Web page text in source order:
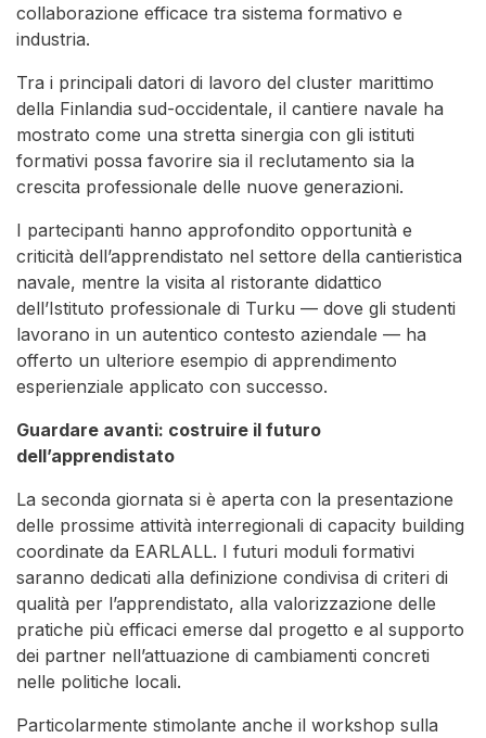
collaborazione efficace tra sistema formativo e
industria.
Tra i principali datori di lavoro del cluster marittimo
della Finlandia sud-occidentale, il cantiere navale ha
mostrato come una stretta sinergia con gli istituti
formativi possa favorire sia il reclutamento sia la
crescita professionale delle nuove generazioni.
I partecipanti hanno approfondito opportunità e
criticità dell’apprendistato nel settore della cantieristica
navale, mentre la visita al ristorante didattico
dell’Istituto professionale di Turku — dove gli studenti
lavorano in un autentico contesto aziendale — ha
offerto un ulteriore esempio di apprendimento
esperienziale applicato con successo.
Guardare avanti: costruire il futuro
dell’apprendistato
La seconda giornata si è aperta con la presentazione
delle prossime attività interregionali di capacity building
coordinate da EARLALL. I futuri moduli formativi
saranno dedicati alla definizione condivisa di criteri di
qualità per l’apprendistato, alla valorizzazione delle
pratiche più efficaci emerse dal progetto e al supporto
dei partner nell’attuazione di cambiamenti concreti
nelle politiche locali.
Particolarmente stimolante anche il workshop sulla